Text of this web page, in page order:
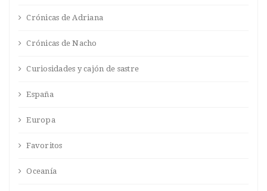
Crónicas de Adriana
Crónicas de Nacho
Curiosidades y cajón de sastre
España
Europa
Favoritos
Oceanía